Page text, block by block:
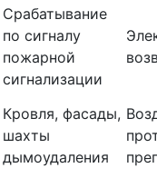
Срабатывание
по сигналу
пожарной
сигнализации
Кровля, фасады,
шахты
дымоудаления